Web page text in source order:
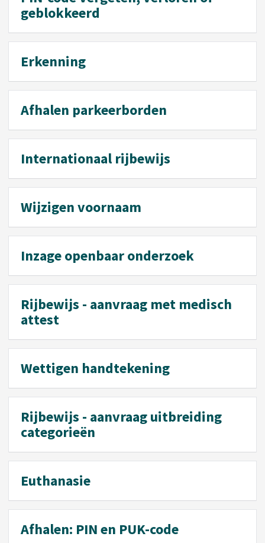
geblokkeerd
Erkenning
Afhalen parkeerborden
Internationaal rijbewijs
Wijzigen voornaam
Inzage openbaar onderzoek
Rijbewijs - aanvraag met medisch
attest
Wettigen handtekening
Rijbewijs - aanvraag uitbreiding
categorieën
Euthanasie
Afhalen: PIN en PUK-code